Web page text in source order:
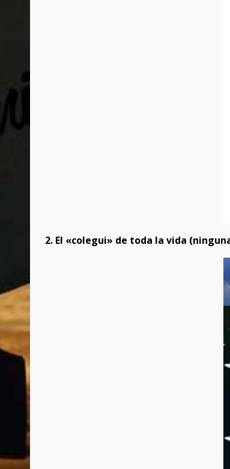
2. El «colegui» de toda la vida